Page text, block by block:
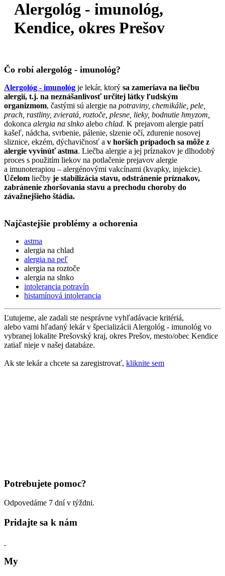
Alergológ - imunológ,
Kendice, okres Prešov
Čo robí alergológ - imunológ?
Alergológ - imunológ je lekár, ktorý sa zameriava na liečbu
alergií, t.j. na neznášanlivosť určitej látky ľudským
organizmom, častými sú alergie na potraviny, chemikálie, pele,
prach, rastliny, zvieratá, roztoče, plesne, lieky, bodnutie hmyzom,
dokonca alergia na slnko alebo chlad. K prejavom alergie patrí
kašeľ, nádcha, svrbenie, pálenie, slzenie očí, zdurenie nosovej
sliznice, ekzém, dýchavičnosť a v horších prípadoch sa môže z
alergie vyvinúť astma. Liečba alergie a jej príznakov je dlhodobý
proces s použitím liekov na potlačenie prejavov alergie
a imunoterapiou – alergénovými vakcínami (kvapky, injekcie).
Účelom liečby je stabilizácia stavu, odstránenie príznakov,
zabránenie zhoršovania stavu a prechodu choroby do
závažnejšieho štádia.
Najčastejšie problémy a ochorenia
astma
alergia na chlad
alergia na peľ
alergia na roztoče
alergia na slnko
intolerancia potravín
histamínová intolerancia
Ľutujeme, ale zadali ste nesprávne vyhľadávacie kritériá,
alebo vami hľadaný lekár v špecializácii Alergológ - imunológ vo
vybranej lokalite Prešovský kraj, okres Prešov, mesto/obec Kendice
zatiaľ nieje v našej databáze.
Ak ste lekár a chcete sa zaregistrovať, kliknite sem
Potrebujete pomoc?
Odpovedáme 7 dní v týždni.
Pridajte sa k nám
My